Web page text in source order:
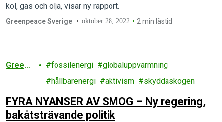
kol, gas och olja, visar ny rapport.
Greenpeace Sverige oktober 28, 2022 2 min lästid
Greenp
fossilenergi
globaluppvärmning
hållbarenergi
aktivism skyddaskogen
FYRA NYANSER AV SMOG – Ny regering,
bakåtsträvande politik